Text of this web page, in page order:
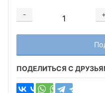
-
+
ПОДЕЛИТЬСЯ С